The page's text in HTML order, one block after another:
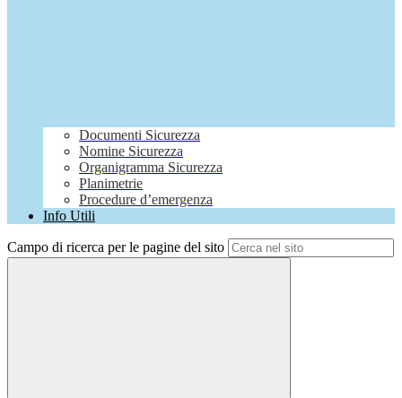
Documenti Sicurezza
Nomine Sicurezza
Organigramma Sicurezza
Planimetrie
Procedure d’emergenza
Info Utili
Campo di ricerca per le pagine del sito